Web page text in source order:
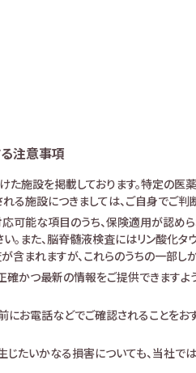
注意事項
た施設を掲載しております。特定の
る施設につきましては、ご自身でご判
可能な項目のうち、保険適用が認め
。また、脳脊髄液検査にはリン酸化
まれますが、これらのうちの一部し
確かつ最新の情報をご提供できます
お電話などでご確認されることを
じたいかなる損害についても、当社